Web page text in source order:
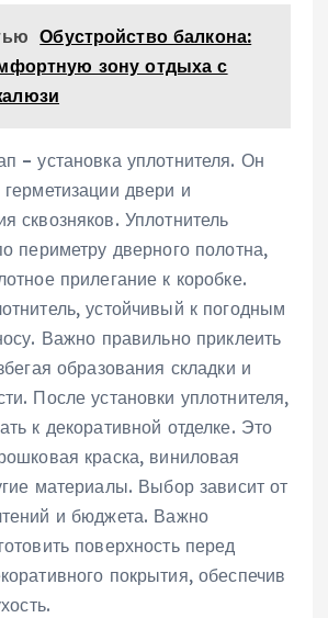
Обустройство балкона:
зону отдыха с
– установка уплотнителя. Он
двери и
сквозняков. Уплотнитель
периметру дверного полотна,
прилегание к коробке.
устойчивый к погодным
Важно правильно приклеить
образования складки и
После установки уплотнителя,
к декоративной отделке. Это
краска, виниловая
материалы. Выбор зависит от
и бюджета. Важно
поверхность перед
покрытия, обеспечив